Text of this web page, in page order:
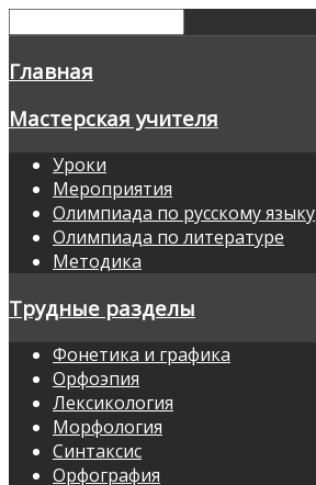
Главная
Мастерская учителя
Уроки
Мероприятия
Олимпиада по русскому языку
Олимпиада по литературе
Методика
Трудные разделы
Фонетика и графика
Орфоэпия
Лексикология
Морфология
Синтаксис
Орфография